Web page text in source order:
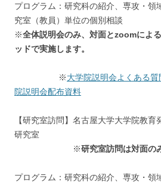
プログラム：研究科の紹介、専攻・領
究室（教員）単位の個別相談
※全体説明会のみ、対面とzoomによ
ッドで実施します。
※大学院説明会よくある質
院説明会配布資料
【研究室訪問】名古屋大学大学院教
研究室
※研究室訪問は対面の
プログラム：研究科の紹介、専攻・領